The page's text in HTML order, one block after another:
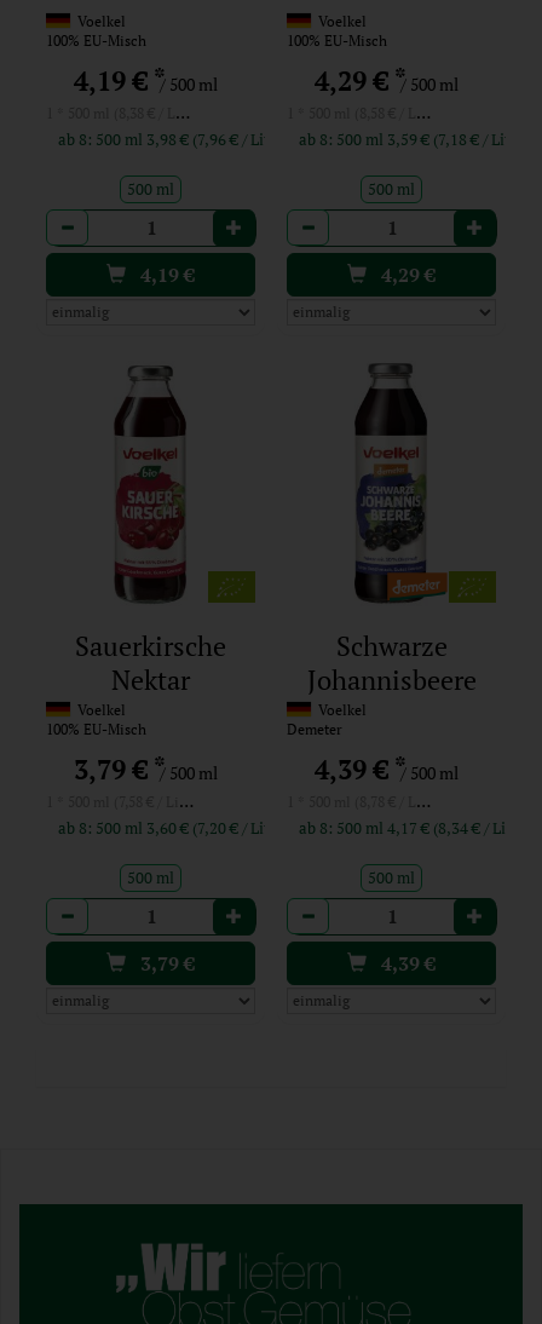
Voelkel
100% EU-Misch
4,19 € */ 500 ml
1 * 500 ml (8,38 € / Liter)
ab 8: 500 ml 3,98 € (7,96 € / Liter)
500 ml
Anzahl
4,19€
Voelkel
100% EU-Misch
4,29 € */ 500 ml
1 * 500 ml (8,58 € / Liter)
ab 8: 500 ml 3,59 € (7,18 € / Liter)
500 ml
Anzahl
4,29€
Sauerkirsche
Nektar
Voelkel
100% EU-Misch
3,79 € */ 500 ml
1 * 500 ml (7,58 € / Liter)
ab 8: 500 ml 3,60 € (7,20 € / Liter)
500 ml
Anzahl
3,79€
Schwarze
Johannisbeere
Nektar
Voelkel
Demeter
4,39 € */ 500 ml
1 * 500 ml (8,78 € / Liter)
ab 8: 500 ml 4,17 € (8,34 € / Liter)
500 ml
Anzahl
4,39€